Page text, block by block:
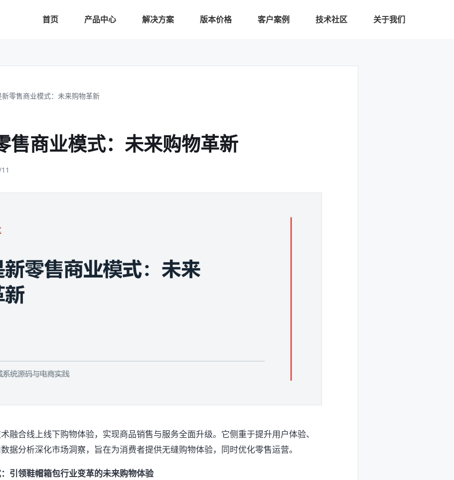
首页 产品中心 解决方案 版本价格 客户案例 技术社区 关于我们
新零售商业模式：未来购物革新
售商业模式：未来购物革新
融合线上线下购物体验，实现商品销售与服务全面升级。它侧重于提升用户体验、
据分析深化市场洞察，旨在为消费者提供无缝购物体验，同时优化零售运营。
引领鞋帽箱包行业变革的未来购物体验